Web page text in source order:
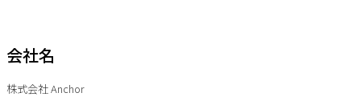
会社名
株式会社 Anchor